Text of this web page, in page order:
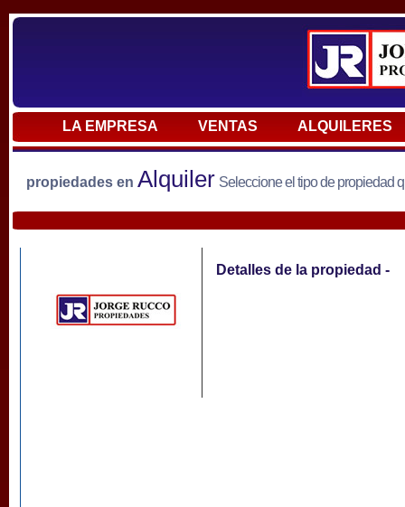
LA EMPRESA VENTAS ALQUILERES
propiedades en Alquiler Seleccione el tipo de propiedad
Detalles de la propiedad -